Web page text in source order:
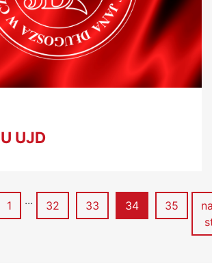
UJD
Strona
1 ... Strona
32 Strona
33 Strona
34 Strona
35